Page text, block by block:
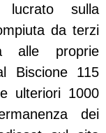
lucrato sulla
da terzi
alle proprie
Biscione 115
ulteriori 1000
dei